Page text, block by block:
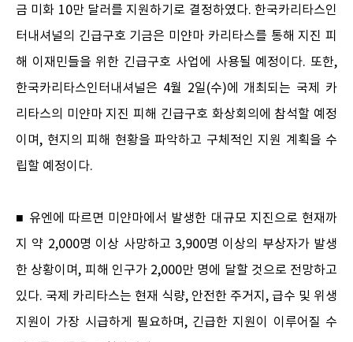
금 미화 10만 달러를 지원하기로 결정하였다. 한국카리타스인
터내셔널의 긴급구호 기금은 미얀마 카리타스를 통해 지진 피
해 이재민들을 위한 긴급구호 사업에 사용될 예정이다. 또한,
한국카리타스인터내셔널은 4월 2일(수)에 개최되는 국제 카
리타스의 미얀마 지진 피해 긴급구호 화상회의에 참석할 예정
이며, 현지의 피해 현황을 파악하고 구체적인 지원 계획을 수
립할 예정이다.
■ 유엔에 따르면 미얀마에서 발생한 대규모 지진으로 현재까
지 약 2,000명 이상 사망하고 3,900명 이상의 부상자가 발생
한 상황이며, 피해 인구가 2,000만 명에 달할 것으로 전망하고
있다. 국제 카리타스는 현재 식량, 안전한 주거지, 급수 및 위생
지원이 가장 시급하게 필요하며, 긴급한 지원이 이루어질 수